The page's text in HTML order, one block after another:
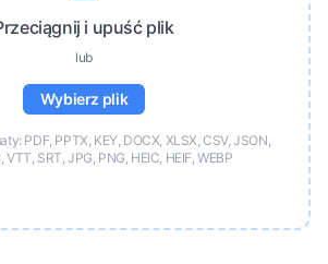
i upuść plik
lub
Wybierz plik
PDF, PPTX, KEY, DOCX, XLSX, CSV, JSON,
VTT, SRT, JPG, PNG, HEIC, HEIF, WEBP